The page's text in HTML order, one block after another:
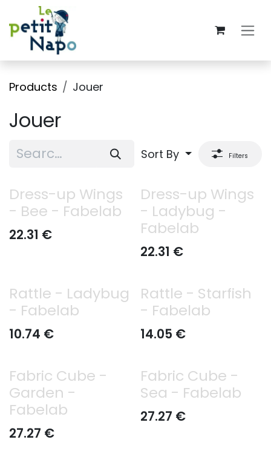
Skip to Content
Products Jouer
Jouer
Sort By Filters
Dress-up Wings
- Bee - Fabelab
22.31 €
Dress-up Wings
- Ladybug -
Fabelab
22.31 €
Rattle - Ladybug
- Fabelab
10.74 €
Rattle - Starfish
- Fabelab
14.05 €
Fabric Cube -
Garden -
Fabelab
27.27 €
Fabric Cube -
Sea - Fabelab
27.27 €